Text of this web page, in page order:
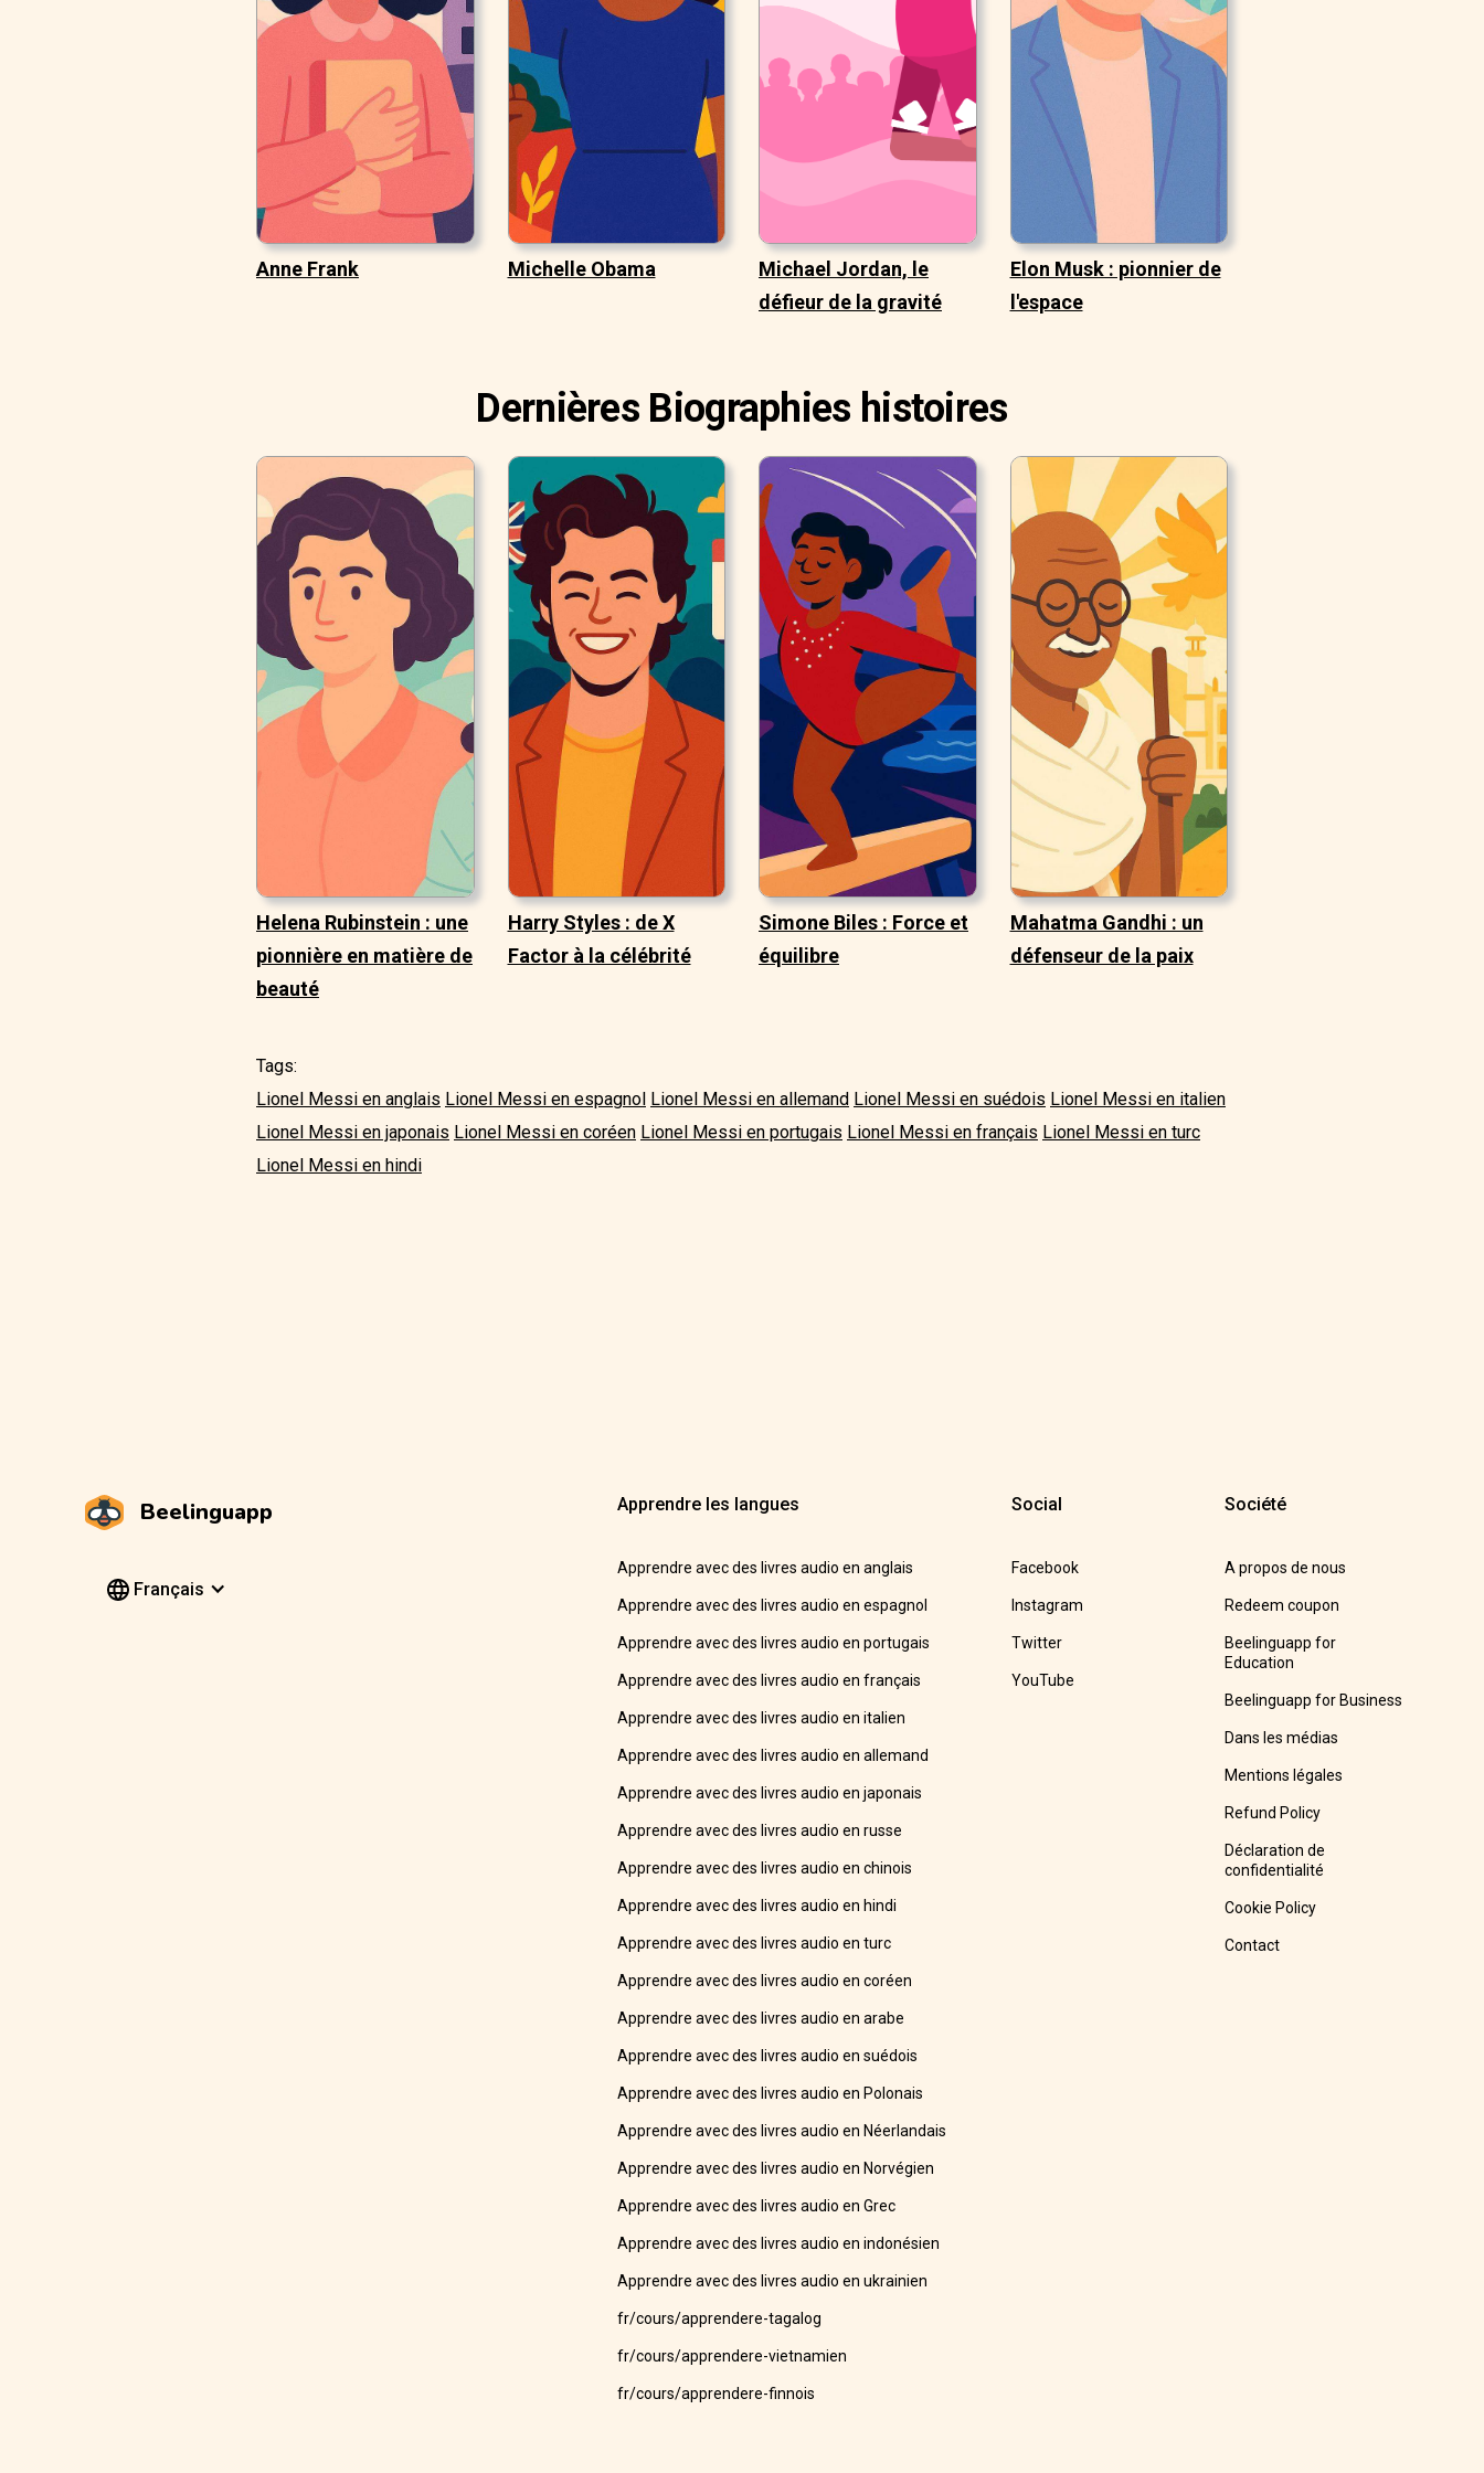
Anne Frank Michelle Obama
Michael Jordan, le
défieur de la gravité
Elon Musk : pionnier de
l'espace
Dernières Biographies histoires
Helena Rubinstein : une
pionnière en matière de
beauté
Harry Styles : de X
Factor à la célébrité
Simone Biles : Force et
équilibre
Mahatma Gandhi : un
défenseur de la paix
Tags:
Lionel Messi en anglais Lionel Messi en espagnol Lionel Messi en allemand Lionel Messi en suédois Lionel Messi en italien
Lionel Messi en japonais Lionel Messi en coréen Lionel Messi en portugais Lionel Messi en français Lionel Messi en turc
Lionel Messi en hindi
Beelinguapp
Français
Apprendre les langues
Apprendre avec des livres audio en anglais
Apprendre avec des livres audio en espagnol
Apprendre avec des livres audio en portugais
Apprendre avec des livres audio en français
Apprendre avec des livres audio en italien
Apprendre avec des livres audio en allemand
Apprendre avec des livres audio en japonais
Apprendre avec des livres audio en russe
Apprendre avec des livres audio en chinois
Apprendre avec des livres audio en hindi
Apprendre avec des livres audio en turc
Apprendre avec des livres audio en coréen
Apprendre avec des livres audio en arabe
Apprendre avec des livres audio en suédois
Apprendre avec des livres audio en Polonais
Apprendre avec des livres audio en Néerlandais
Apprendre avec des livres audio en Norvégien
Apprendre avec des livres audio en Grec
Apprendre avec des livres audio en indonésien
Apprendre avec des livres audio en ukrainien
fr/cours/apprendere-tagalog
fr/cours/apprendere-vietnamien
fr/cours/apprendere-finnois
Social
Facebook
Instagram
Twitter
YouTube
Société
A propos de nous
Redeem coupon
Beelinguapp for
Education
Beelinguapp for Business
Dans les médias
Mentions légales
Refund Policy
Déclaration de
confidentialité
Cookie Policy
Contact